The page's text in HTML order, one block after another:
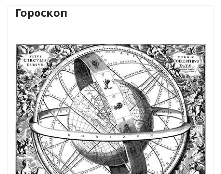
Гороскоп